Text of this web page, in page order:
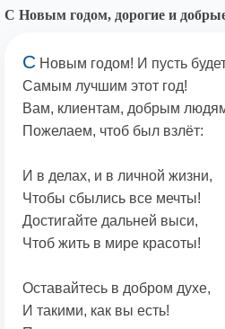
С Новым годом, дорогие и
С Новым годом! И пусть
Самым лучшим этот год!
Вам, клиентам, добрым
Пожелаем, чтоб был взлёт:
И в делах, и в личной жизни,
Чтобы сбылись все мечты!
Достигайте дальней выси,
Чтоб жить в мире красоты!
Оставайтесь в добром духе,
И такими, как вы есть!